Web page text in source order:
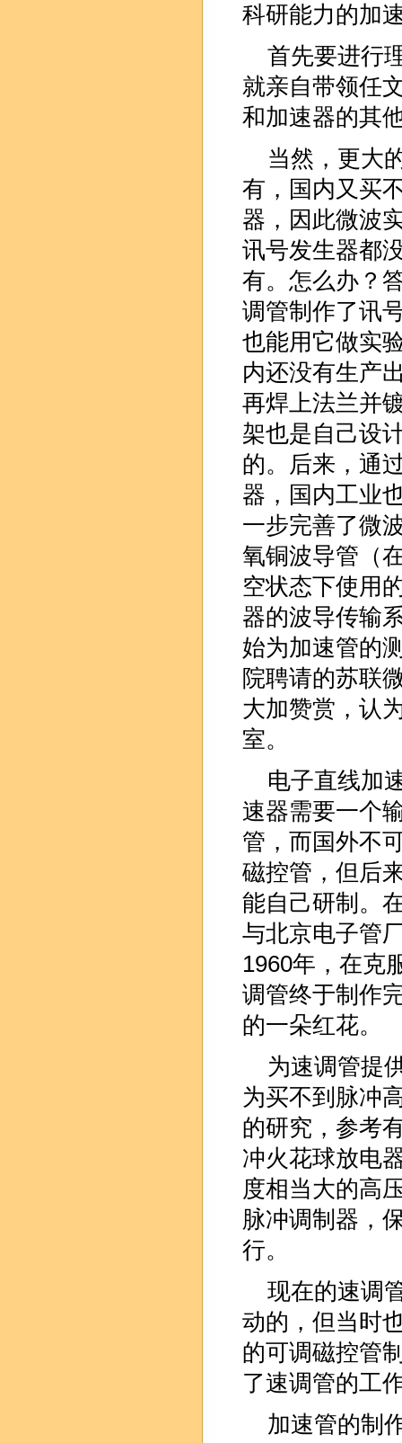
科研能力的加
首先要进行
就亲自带领任
和加速器的其
当然，更大
有，国内又买
器，因此微波
讯号发生器都
有。怎么办？
调管制作了讯
也能用它做实
内还没有生产
再焊上法兰并
架也是自己设
的。后来，通
器，国内工业
一步完善了微
氧铜波导管（
空状态下使用
器的波导传输
始为加速管的
院聘请的苏联
大加赞赏，认
室。
电子直线加
速器需要一个
管，而国外不
磁控管，但后
能自己研制。
与北京电子管
1960年，在克
调管终于制作
的一朵红花。
为速调管提
为买不到脉冲
的研究，参考
冲火花球放电
度相当大的高
脉冲调制器，
行。
现在的速调
动的，但当时
的可调磁控管
了速调管的工
加速管的制